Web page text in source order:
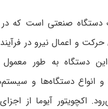
دستگاه صنعتی است که
حرکت و اعمال نیرو در
دستگاه به طور معمول
و انواع دستگاه‌ها و
اکچویتور آیوما از